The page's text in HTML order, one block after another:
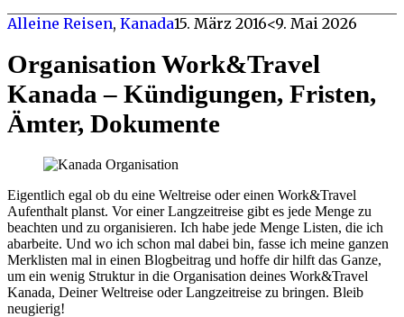
Alleine Reisen, Kanada15. März 2016<9. Mai 2026
Organisation Work&Travel
Kanada – Kündigungen, Fristen,
Ämter, Dokumente
Eigentlich egal ob du eine Weltreise oder einen Work&Travel
Aufenthalt planst. Vor einer Langzeitreise gibt es jede Menge zu
beachten und zu organisieren. Ich habe jede Menge Listen, die ich
abarbeite. Und wo ich schon mal dabei bin, fasse ich meine ganzen
Merklisten mal in einen Blogbeitrag und hoffe dir hilft das Ganze,
um ein wenig Struktur in die Organisation deines Work&Travel
Kanada, Deiner Weltreise oder Langzeitreise zu bringen. Bleib
neugierig!